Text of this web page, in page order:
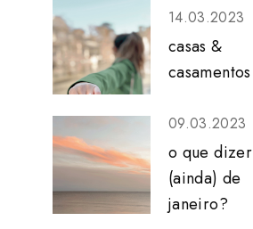
14.03.2023
casas &
casamentos
09.03.2023
o que dizer
(ainda) de
janeiro?